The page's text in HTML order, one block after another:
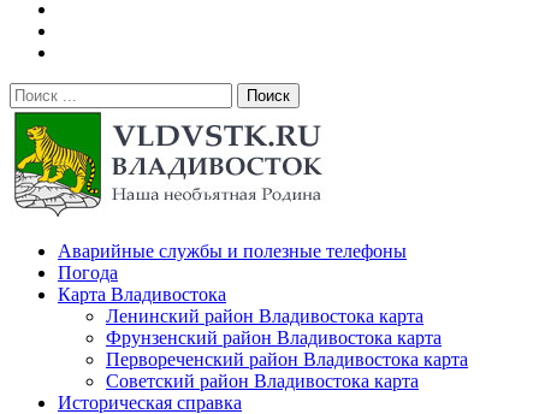
Поиск:
Владивосток — городской сайт
Аварийные службы и полезные телефоны
Погода
Карта Владивостока
Ленинский район Владивостока карта
Фрунзенский район Владивостока карта
Первореченский район Владивостока карта
Советский район Владивостока карта
Историческая справка